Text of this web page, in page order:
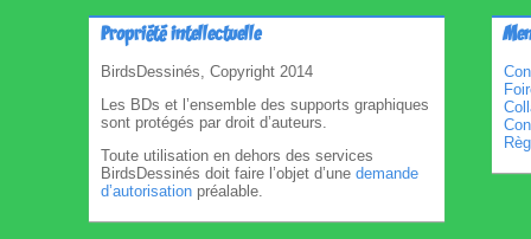
Propriété intellectuelle
BirdsDessinés, Copyright 2014
Les BDs et l’ensemble des supports graphiques
sont protégés par droit d’auteurs.
Toute utilisation en dehors des services
BirdsDessinés doit faire l’objet d’une demande
d’autorisation préalable.